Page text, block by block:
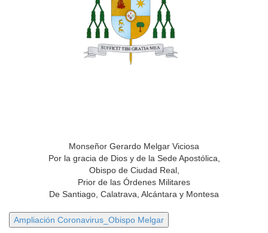
Monseñor Gerardo Melgar Viciosa
Por la gracia de Dios y de la Sede Apostólica,
Obispo de Ciudad Real,
Prior de las Órdenes Militares
De Santiago, Calatrava, Alcántara y Montesa